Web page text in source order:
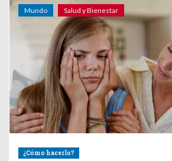
Mundo Salud y Bienestar
¿Cómo hacerlo?